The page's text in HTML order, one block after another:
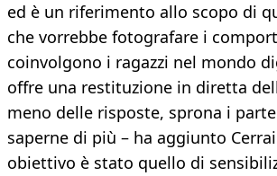
ed è un riferimento allo scopo di
che vorrebbe fotografare i
coinvolgono i ragazzi nel mondo
offre una restituzione in diretta
meno delle risposte, sprona i
saperne di più – ha aggiunto
obiettivo è stato quello di